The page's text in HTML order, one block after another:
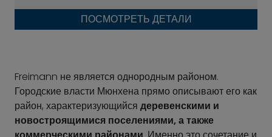
ПОСМОТРЕТЬ ДЕТАЛИ
Freimann не является однородным районом.
Городские власти Мюнхена прямо описывают его как
район, характеризующийся деревенскими и
новостроящимися поселениями, а также